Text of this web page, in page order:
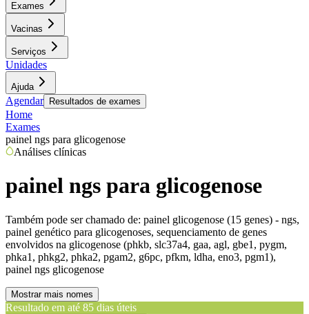
Exames
Vacinas
Serviços
Unidades
Ajuda
Agendar Resultados de exames
Home
Exames
painel ngs para glicogenose
Análises clínicas
painel ngs para glicogenose
Também pode ser chamado de: painel glicogenose (15 genes) - ngs,
painel genético para glicogenoses, sequenciamento de genes
envolvidos na glicogenose (phkb, slc37a4, gaa, agl, gbe1, pygm,
phka1, phkg2, phka2, pgam2, g6pc, pfkm, ldha, eno3, pgm1),
painel ngs glicogenose
Mostrar mais nomes
Resultado em até 85 dias úteis